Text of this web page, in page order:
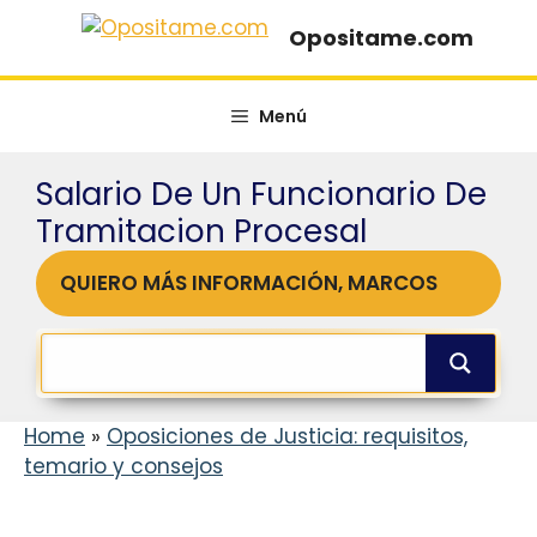
contenido
Opositame.com
Menú
Salario De Un Funcionario De
Tramitacion Procesal
QUIERO MÁS INFORMACIÓN, MARCOS
Home » Oposiciones de Justicia: requisitos,
temario y consejos